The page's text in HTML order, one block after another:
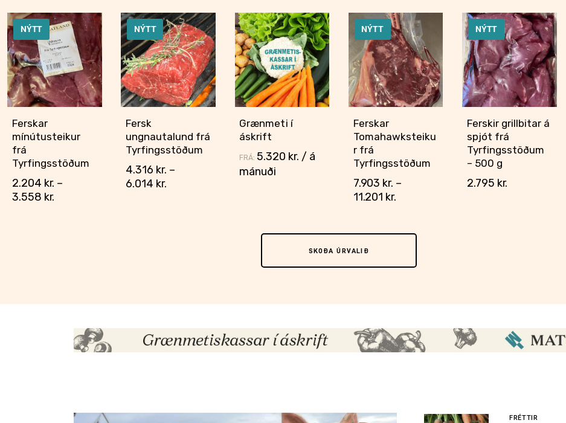
NÝTT
Ferskar
mínútusteikur
frá
Tyrfingsstöðum
2.204 kr. –
3.558 kr.
NÝTT
Fersk
ungnautalund frá
Tyrfingsstöðum
4.316 kr. –
6.014 kr.
Grænmeti í
áskrift
FRÁ: 5.320 kr. / á
mánuði
NÝTT
Ferskar
Tomahawksteiku
r frá
Tyrfingsstöðum
7.903 kr. –
11.201 kr.
NÝTT
Ferskir grillbitar á
spjót frá
Tyrfingsstöðum
– 500 g
2.795 kr.
SKOÐA ÚRVALIÐ
FRÉTTIR